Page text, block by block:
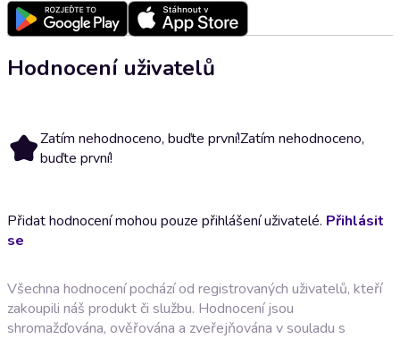
Hodnocení uživatelů
Zatím nehodnoceno, buďte první!Zatím nehodnoceno,
buďte první!
Přidat hodnocení mohou pouze přihlášení uživatelé. Přihlásit
se
Všechna hodnocení pochází od registrovaných uživatelů, kteří
zakoupili náš produkt či službu. Hodnocení jsou
shromažďována, ověřována a zveřejňována v souladu s